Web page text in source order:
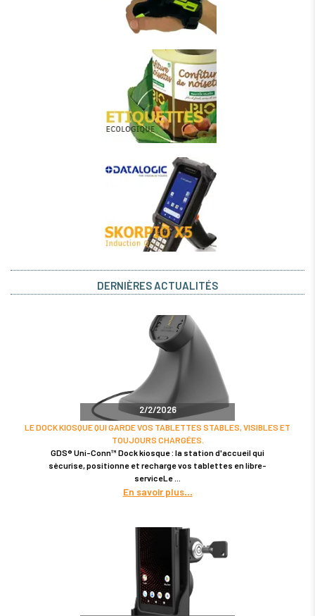
DERNIÈRES ACTUALITÉS
2/2/2026
LE DOCK KIOSQUE QUI GARDE VOS TABLETTES STABLES, VISIBLES ET
TOUJOURS CHARGÉES.
GDS® Uni-Conn™ Dock kiosque : la station d'accueil qui
sécurise, positionne et recharge vos tablettes en libre-
serviceLe
En savoir plus